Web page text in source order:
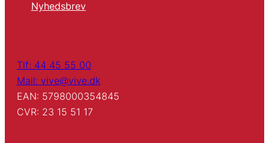
Nyhedsbrev
Tlf: 44 45 55 00
Mail: vive@vive.dk
EAN: 5798000354845
CVR: 23 15 51 17